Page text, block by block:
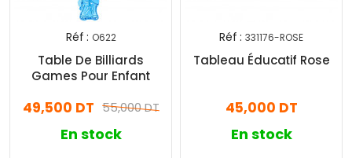
Réf : O622
Table De Billiards
Games Pour Enfant
55,000 DT
49,500 DT
En stock
Réf : 331176-ROSE
Tableau Éducatif Rose
45,000 DT
En stock